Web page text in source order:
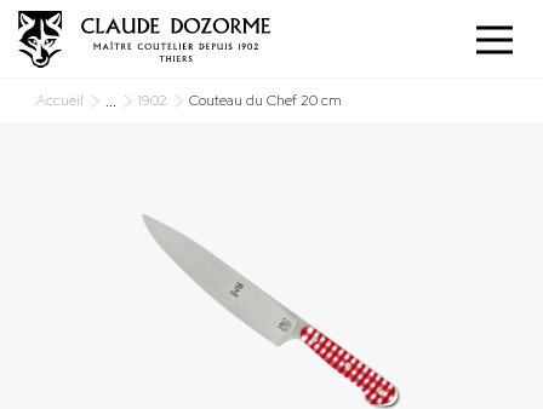
Accueil ... 1902 Couteau du Chef 20 cm
Panneau de gestion des cookies